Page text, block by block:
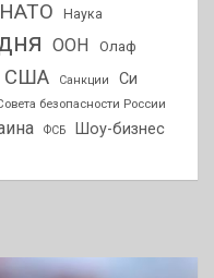
НАТО Наука
ООН
Олаф
США Санкции
Си
безопасности России
ФСБ Шоу-бизнес